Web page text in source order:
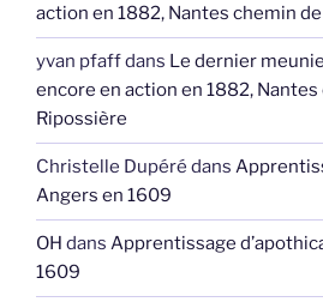
action en 1882, Nantes chemin
yvan pfaffdans Le dernier
encore en action en 1882,
Ripossière
Christelle Dupéré dans
Angers en 1609
OH dans Apprentissage
1609